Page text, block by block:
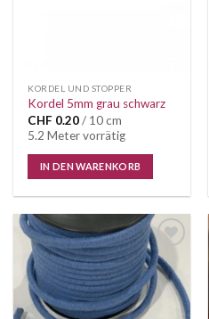
KORDEL UND STOPPER
Kordel 5mm grau schwarz
CHF 0.20/ 10 cm
5.2 Meter vorrätig
IN DEN WARENKORB
Auf die
Wunschliste